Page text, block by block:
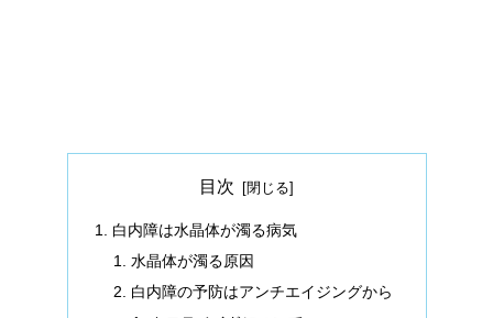
目次
白内障は水晶体が濁る病気
水晶体が濁る原因
白内障の予防はアンチエイジングから